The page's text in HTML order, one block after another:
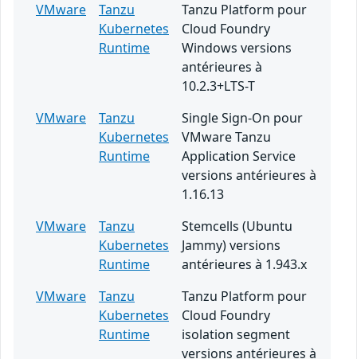
VMware
Tanzu
Kubernetes
Runtime
Tanzu Platform pour
Cloud Foundry
Windows versions
antérieures à
10.2.3+LTS-T
VMware
Tanzu
Kubernetes
Runtime
Single Sign-On pour
VMware Tanzu
Application Service
versions antérieures à
1.16.13
VMware
Tanzu
Kubernetes
Runtime
Stemcells (Ubuntu
Jammy) versions
antérieures à 1.943.x
VMware
Tanzu
Kubernetes
Runtime
Tanzu Platform pour
Cloud Foundry
isolation segment
versions antérieures à